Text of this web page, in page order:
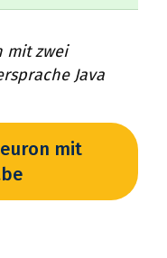
mit zwei
Java
mit